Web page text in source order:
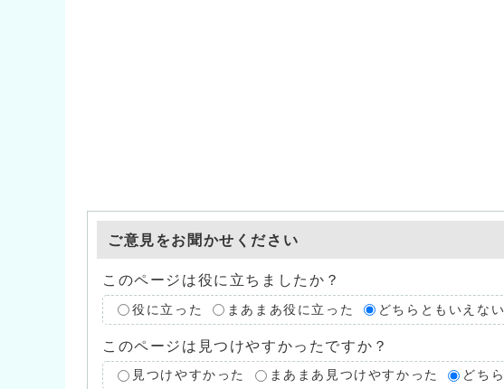
ご意見をお聞かせください
このページは役に立ちましたか？
役に立った まあまあ役に立った どちらともいえない
このページは見つけやすかったですか？
見つけやすかった まあまあ見つけやすかった どち